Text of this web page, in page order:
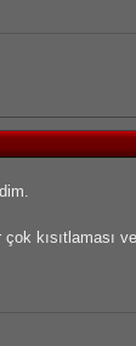
kısıtlaması